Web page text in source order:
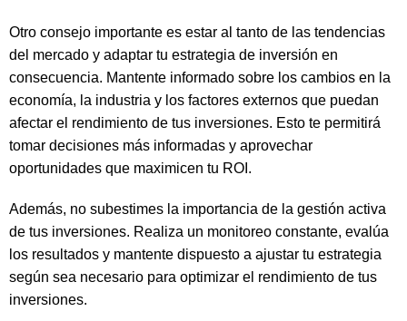
Otro consejo importante es estar al tanto de las tendencias
del mercado y adaptar tu estrategia de inversión en
consecuencia. Mantente informado sobre los cambios en la
economía, la industria y los factores externos que puedan
afectar el rendimiento de tus inversiones. Esto te permitirá
tomar decisiones más informadas y aprovechar
oportunidades que maximicen tu ROI.
Además, no subestimes la importancia de la gestión activa
de tus inversiones. Realiza un monitoreo constante, evalúa
los resultados y mantente dispuesto a ajustar tu estrategia
según sea necesario para optimizar el rendimiento de tus
inversiones.